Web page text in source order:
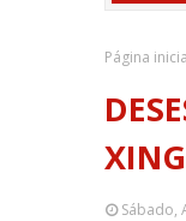
Página
Sábado,